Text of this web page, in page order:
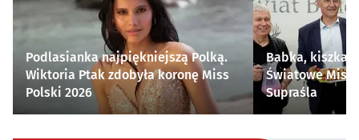
Podlasianka najpiękniejszą Polką.
Wiktoria Ptak zdobyła koronę Miss
Polski 2026
Babka, kiszka i
Światowe
Supraśla